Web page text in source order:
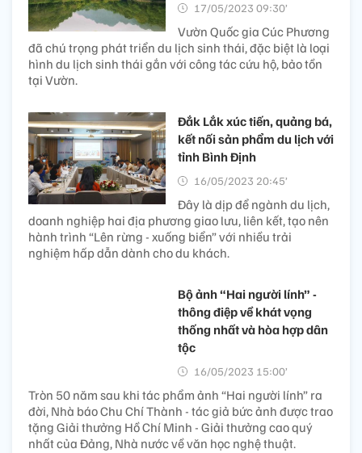
17/05/2023 09:30’
Vườn Quốc gia Cúc Phương
đã chú trọng phát triển du lịch sinh thái, đặc biệt là loại
hình du lịch sinh thái gắn với công tác cứu hộ, bảo tồn
tại Vườn.
Đắk Lắk xúc tiến, quảng bá,
kết nối sản phẩm du lịch với
tỉnh Bình Định
16/05/2023 20:45’
Đây là dịp để ngành du lịch,
doanh nghiệp hai địa phương giao lưu, liên kết, tạo nên
hành trình “Lên rừng - xuống biển” với nhiều trải
nghiệm hấp dẫn dành cho du khách.
Bộ ảnh “Hai người lính” -
thông điệp về khát vọng
thống nhất và hòa hợp dân
tộc
16/05/2023 15:00’
Tròn 50 năm sau khi tác phẩm ảnh “Hai người lính” ra
đời, Nhà báo Chu Chí Thành - tác giả bức ảnh được trao
tặng Giải thưởng Hồ Chí Minh - Giải thưởng cao quý
nhất của Đảng, Nhà nước về văn học nghệ thuật.